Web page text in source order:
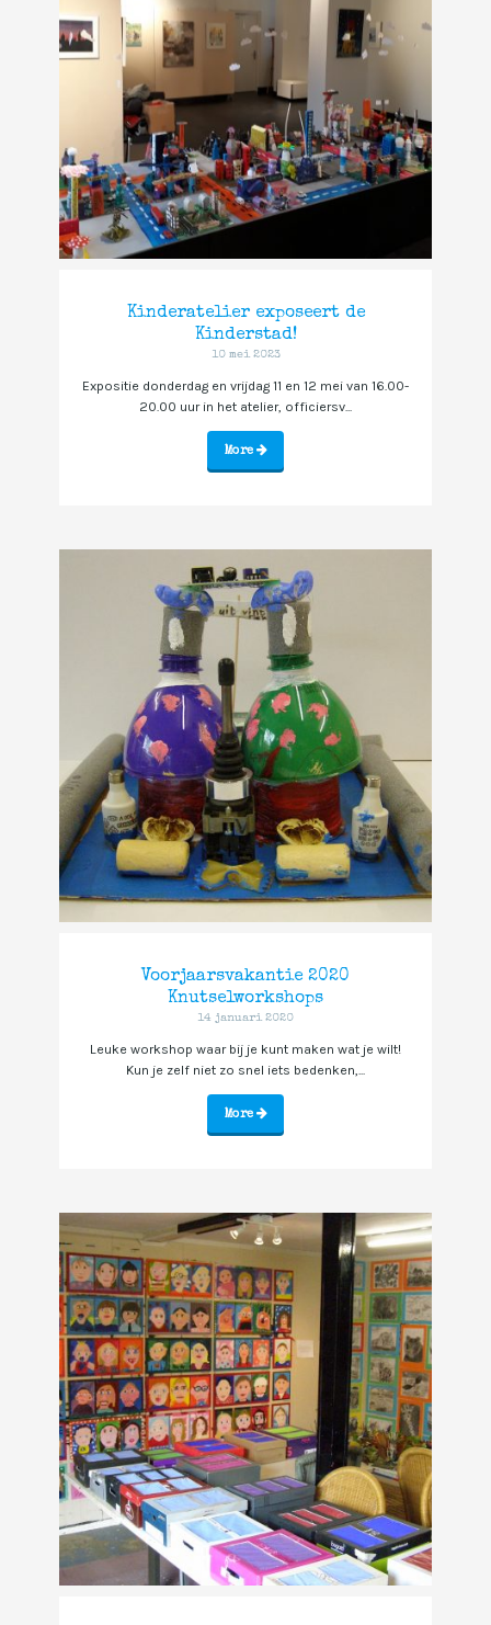
Kinderatelier exposeert de
Kinderstad!
10 mei 2023
Expositie donderdag en vrijdag 11 en 12 mei van 16.00-
20.00 uur in het atelier, officiersv...
More
Voorjaarsvakantie 2020
Knutselworkshops
14 januari 2020
Leuke workshop waar bij je kunt maken wat je wilt!
Kun je zelf niet zo snel iets bedenken,...
More